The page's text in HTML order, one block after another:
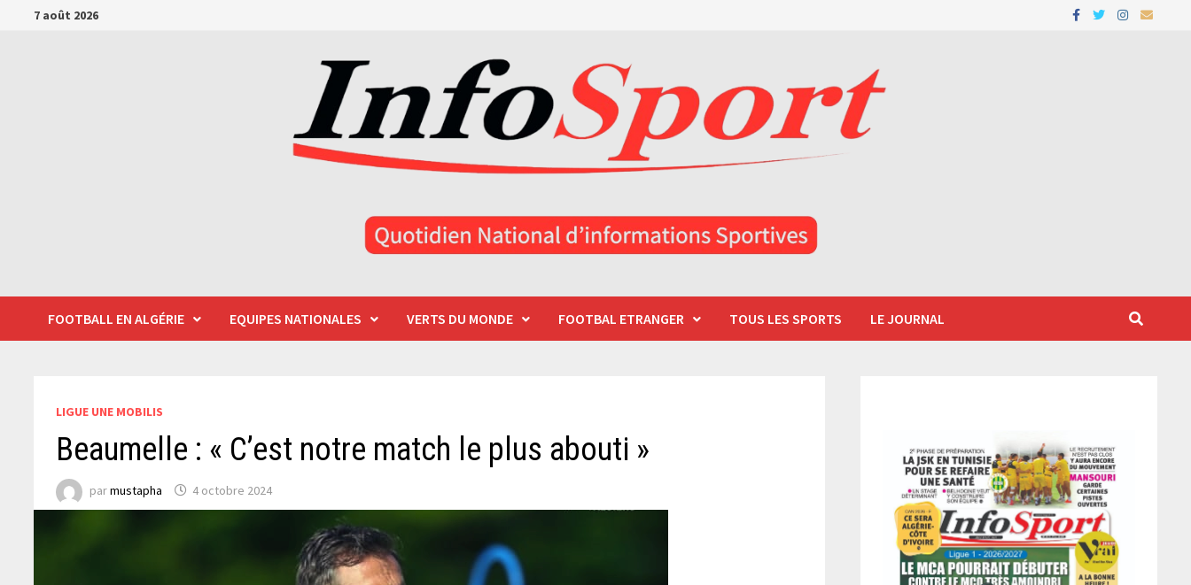
Passer7 août 2026
FOOTBALL EN ALGÉRIE EQUIPES NATIONALES VERTS DU MONDE FOOTBAL ETRANGER TOUS LES SPORTS LE JOURNAL
LIGUE UNE MOBILIS
Beaumelle : « C’est notre match le plus abouti »
parmustapha 4 octobre 2024